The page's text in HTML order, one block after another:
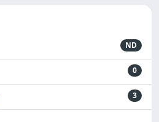
ND
0
3